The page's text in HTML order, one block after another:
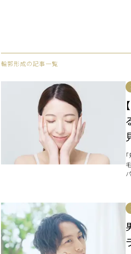
輪郭形成の記事一覧